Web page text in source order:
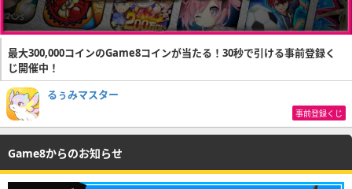
最大300,000コインのGame8コインが当たる！30秒で引ける事前登録く
じ開催中！
るぅみマスター
事前登録くじ
Game8からのお知らせ